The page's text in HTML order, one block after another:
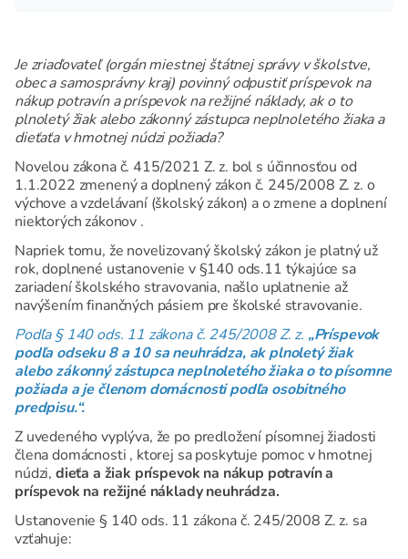
Je zriaďovateľ (orgán miestnej štátnej správy v školstve,
obec a samosprávny kraj) povinný odpustiť príspevok na
nákup potravín a príspevok na režijné náklady, ak o to
plnoletý žiak alebo zákonný zástupca neplnoletého žiaka a
dieťaťa v hmotnej núdzi požiada?
Novelou zákona č. 415/2021 Z. z. bol s účinnosťou od
1.1.2022 zmenený a doplnený zákon č. 245/2008 Z. z. o
výchove a vzdelávaní (školský zákon) a o zmene a doplnení
niektorých zákonov .
Napriek tomu, že novelizovaný školský zákon je platný už
rok, doplnené ustanovenie v §140 ods.11 týkajúce sa
zariadení školského stravovania, našlo uplatnenie až
navýšením finančných pásiem pre školské stravovanie.
Podľa § 140 ods. 11 zákona č. 245/2008 Z. z. „Príspevok
podľa odseku 8 a 10 sa neuhrádza, ak plnoletý žiak
alebo zákonný zástupca neplnoletého žiaka o to písomne
požiada a je členom domácnosti podľa osobitného
predpisu.“.
Z uvedeného vyplýva, že po predložení písomnej žiadosti
člena domácnosti , ktorej sa poskytuje pomoc v hmotnej
núdzi, dieťa a žiak príspevok na nákup potravín a
príspevok na režijné náklady neuhrádza.
Ustanovenie § 140 ods. 11 zákona č. 245/2008 Z. z. sa
vzťahuje: